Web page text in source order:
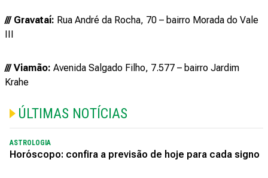
/// Gravataí: Rua André da Rocha, 70 – bairro Morada do Vale
/// Viamão: Avenida Salgado Filho, 7.577 – bairro Jardim
Krahe
ÚLTIMAS NOTÍCIAS
ASTROLOGIA
Horóscopo: confira a previsão de hoje para cada signo